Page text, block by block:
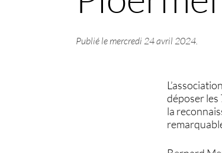
Publié le mercredi 24 avril 2024.
déposer les
la